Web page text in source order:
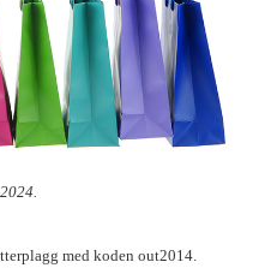
med koden out2014.